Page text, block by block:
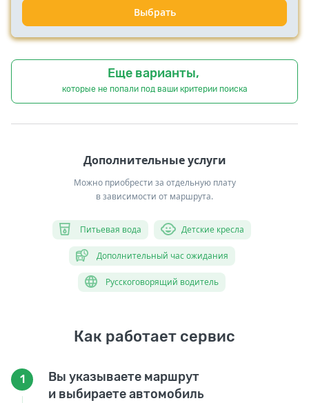
Выбрать
Еще варианты,
которые не попали под ваши критерии поиска
Дополнительные услуги
Можно приобрести за отдельную плату
в зависимости от маршрута.
Питьевая вода Детские кресла
Дополнительный час ожидания
Русскоговорящий водитель
Как работает сервис
1
Вы указываете маршрут
и выбираете автомобиль